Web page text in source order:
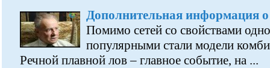
Дополнительная информация о
Помимо сетей со свойствами
популярными стали модели
Речной плавной лов – главное событие, на ...